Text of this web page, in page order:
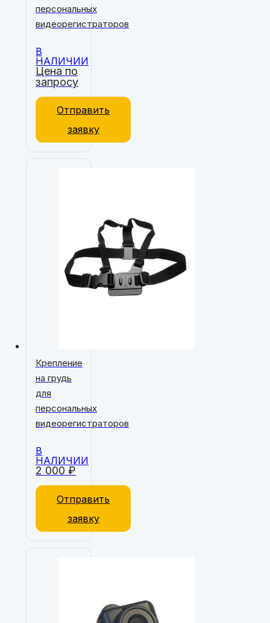
Цена по
запросу
персональных
видеорегистраторов
В
НАЛИЧИИ
Отправить
заявку
2 000 ₽
Крепление
на грудь
для
персональных
видеорегистраторов
В
НАЛИЧИИ
Отправить
заявку